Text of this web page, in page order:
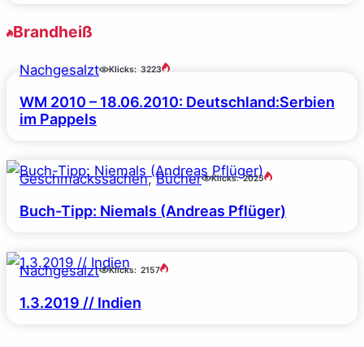
Brandheiß
Nachgesalzt Klicks: 3223
WM 2010 – 18.06.2010: Deutschland:Serbien
im Pappels
Geschmackssachen, Bücher Klicks: 2025
Buch-Tipp: Niemals (Andreas Pflüger)
Nachgesalzt Klicks: 2157
1.3.2019 // Indien